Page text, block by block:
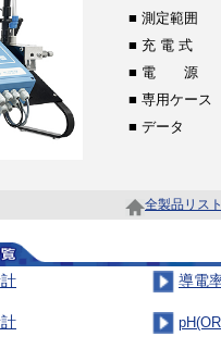
■ 測定範囲
■ 充 電 式
■ 電 源
■ 専用ケース
■ データ
全製品リス
導電